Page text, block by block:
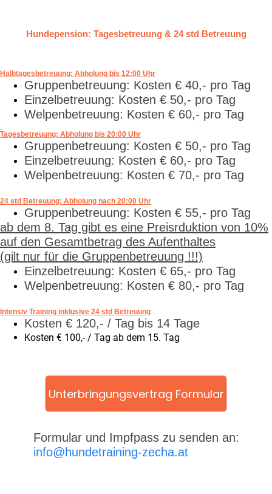
Hundepension: Tagesbetreuung & 24 std Betreuung
Halbtagesbetreuung: Abholung bis 12:00 Uhr
Gruppenbetreuung: Kosten € 40,- pro Tag
Einzelbetreuung: Kosten € 50,- pro Tag
Welpenbetreuung: Kosten € 60,- pro Tag
Tagesbetreuung: Abholung bis 20:00 Uhr
Gruppenbetreuung: Kosten € 50,- pro Tag
Einzelbetreuung: Kosten € 60,- pro Tag
Welpenbetreuung: Kosten € 70,- pro Tag
24 std Betreuung: Abholung nach 20:00 Uhr
Gruppenbetreuung: Kosten € 55,- pro Tag
ab dem 8. Tag gibt es eine Preisrduktion von 10%
auf den Gesamtbetrag des Aufenthaltes
(gilt nur für die Gruppenbetreuung !!!)
Einzelbetreuung: Kosten € 65,- pro Tag
Welpenbetreuung: Kosten € 80,- pro Tag
Intensiv Training inklusive 24 std Betreuung
Kosten € 120,- / Tag bis 14 Tage
Kosten € 100,- / Tag ab dem 15. Tag
Unterbringungsvertrag Formular
Formular und Impfpass zu senden an:
info@hundetraining-zecha.at